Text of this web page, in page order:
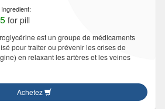
for pill
est un groupe de médicaments
pour traiter ou prévenir les crises de
en relaxant les artères et les veines
Achetez